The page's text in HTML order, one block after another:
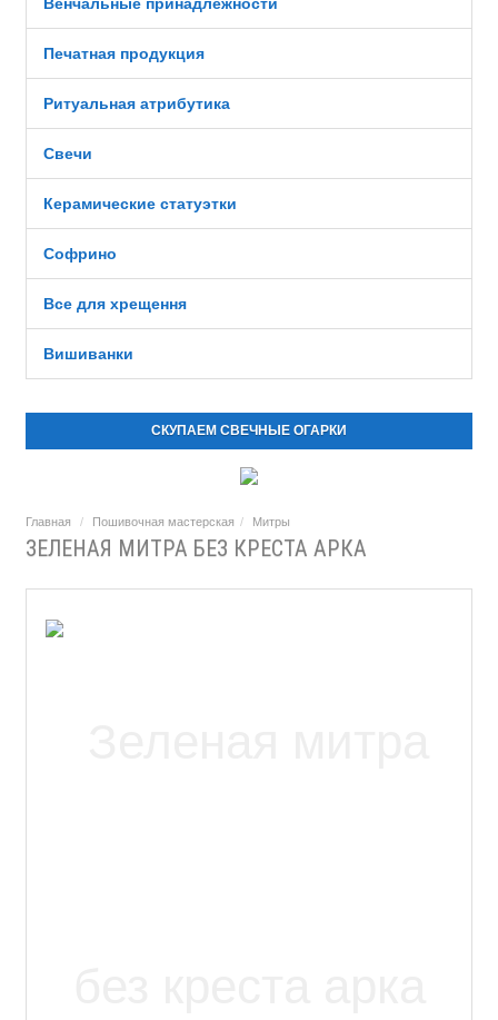
Печатная продукция
Ритуальная атрибутика
Свечи
Керамические статуэтки
Софрино
Все для хрещення
Вишиванки
СКУПАЕМ СВЕЧНЫЕ ОГАРКИ
Главная Пошивочная мастерская Митры
ЗЕЛЕНАЯ МИТРА БЕЗ КРЕСТА АРКА